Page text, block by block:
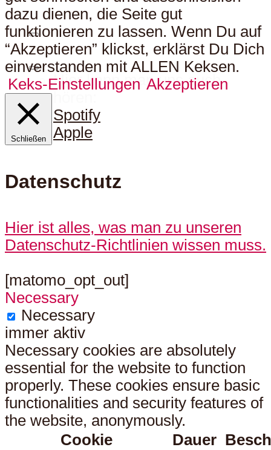
Hier kann man uns auch
Spotify
Apple
dazu dienen, die Seite gut
funktionieren zu lassen. Wenn Du auf
“Akzeptieren” klickst, erklärst Du Dich
einverstanden mit ALLEN Keksen.
Keks-Einstellungen Akzeptieren
Schließen
Datenschutz
Hier ist alles, was man zu unseren
Datenschutz-Richtlinien wissen muss.
[matomo_opt_out]
Necessary
Necessary
immer aktiv
Necessary cookies are absolutely
essential for the website to function
properly. These cookies ensure basic
functionalities and security features of
the website, anonymously.
Cookie
Dauer